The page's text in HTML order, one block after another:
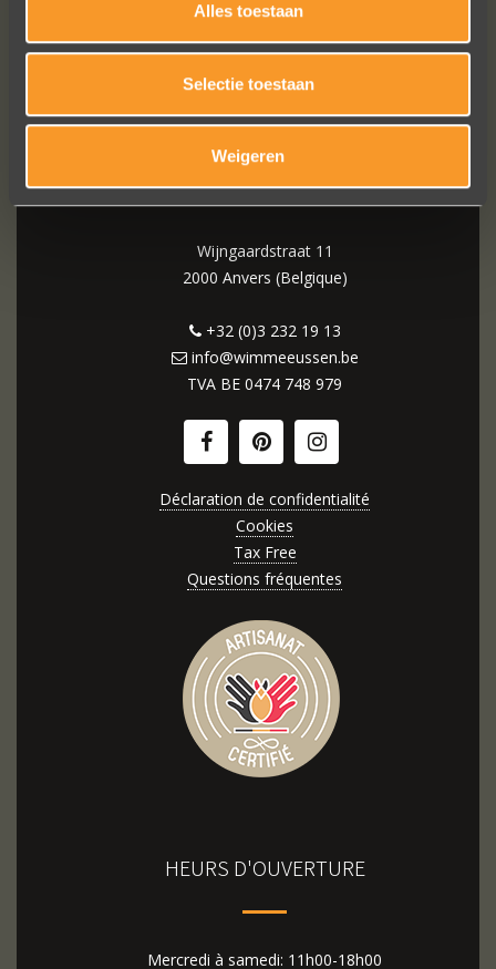
Alles toestaan
Selectie toestaan
Weigeren
WIM MEEUSSEN
Wijngaardstraat 11
2000 Anvers (Belgique)
+32 (0)3 232 19 13
info@wimmeeussen.be
TVA BE 0474 748 979
Déclaration de confidentialité
Cookies
Tax Free
Questions fréquentes
HEURS D'OUVERTURE
Mercredi à samedi: 11h00-18h00